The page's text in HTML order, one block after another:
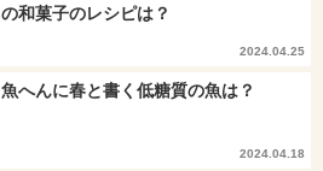
の和菓子のレシピは？
2024.04.25
魚へんに春と書く低糖質の魚は？
2024.04.18